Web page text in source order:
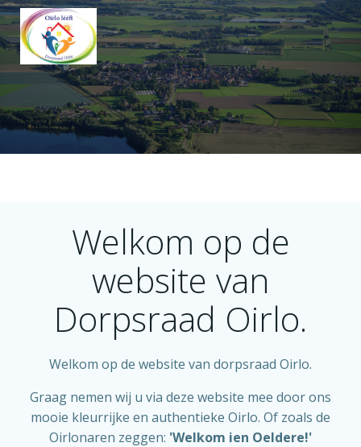
Ga
naar
de
inhoud
Welkom op de
website van
Dorpsraad Oirlo.
Welkom op de website van dorpsraad Oirlo.
Graag nemen wij u via deze website mee door ons
mooie kleurrijke en authentieke Oirlo. Of zoals de
Oirlonaren zeggen: 'Welkom ien Oeldere!'